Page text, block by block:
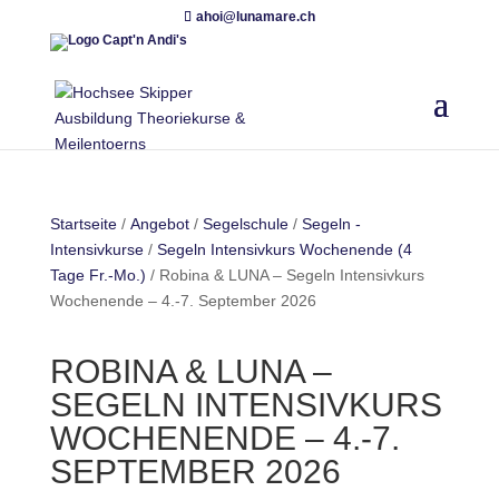
ahoi@lunamare.ch
Startseite/ Angebot/ Segelschule/ Segeln -
Intensivkurse/ Segeln Intensivkurs Wochenende (4
Tage Fr.-Mo.) / Robina & LUNA – Segeln Intensivkurs
Wochenende – 4.-7. September 2026
ROBINA & LUNA –
SEGELN INTENSIVKURS
WOCHENENDE – 4.-7.
SEPTEMBER 2026